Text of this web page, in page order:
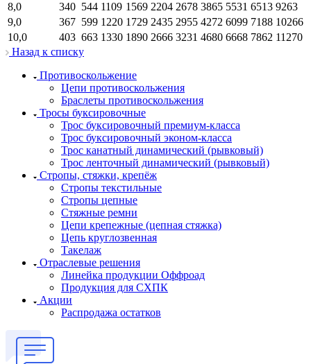
8,0
340 544 1109 1569 2204 2678 3865 5531 6513 9263
9,0
367 599 1220 1729 2435 2955 4272 6099 7188 10266
10,0
403 663 1330 1890 2666 3231 4680 6668 7862 11270
Назад к списку
Противоскольжение
Цепи противоскольжения
Браслеты противоскольжения
Тросы буксировочные
Трос буксировочный премиум-класса
Трос буксировочный эконом-класса
Трос канатный динамический (рывковый)
Трос ленточный динамический (рывковый)
Стропы, стяжки, крепёж
Стропы текстильные
Стропы цепные
Стяжные ремни
Цепи крепежные (цепная стяжка)
Цепь круглозвенная
Такелаж
Отраслевые решения
Линейка продукции Оффроад
Продукция для СХПК
Акции
Распродажа остатков